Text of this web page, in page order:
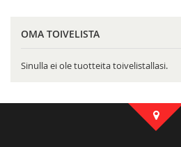
OMA TOIVELISTA
Sinulla ei ole tuotteita toivelistallasi.